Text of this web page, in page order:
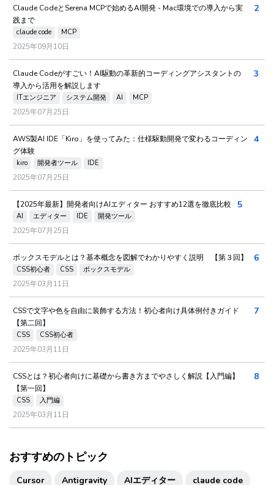
Claude CodeとSerena MCPで始めるAI開発 - Mac環境での導入から実
践まで
claude code MCP
2025年09月10日
2
Claude Codeがすごい！AI駆動の革新的コーディングアシスタントの
導入から活用を解説します
ITエンジニア システム開発 AI MCP
2025年07月25日
3
AWS製AI IDE「Kiro」を使ってみた：仕様駆動開発で変わるコーディン
グ体験
kiro 開発者ツール IDE
2025年07月25日
4
【2025年最新】開発者向けAIエディター おすすめ12選を徹底比較
AI エディター IDE 開発ツール
2025年07月25日
5
ボックスモデルとは？基本概念を図解でわかりやすく説明 【第３回】
CSS初心者 CSS ボックスモデル
2025年03月11日
6
CSSで文字や色を自由に装飾する方法！初心者向け具体例付きガイド
【第二回】
CSS CSS初心者
2025年03月11日
7
CSSとは？初心者向けに基礎から書き方までやさしく解説【入門編】
【第一回】
CSS 入門編
2025年03月11日
8
おすすめのトピック
Cursor Antigravity AIエディター
claude code